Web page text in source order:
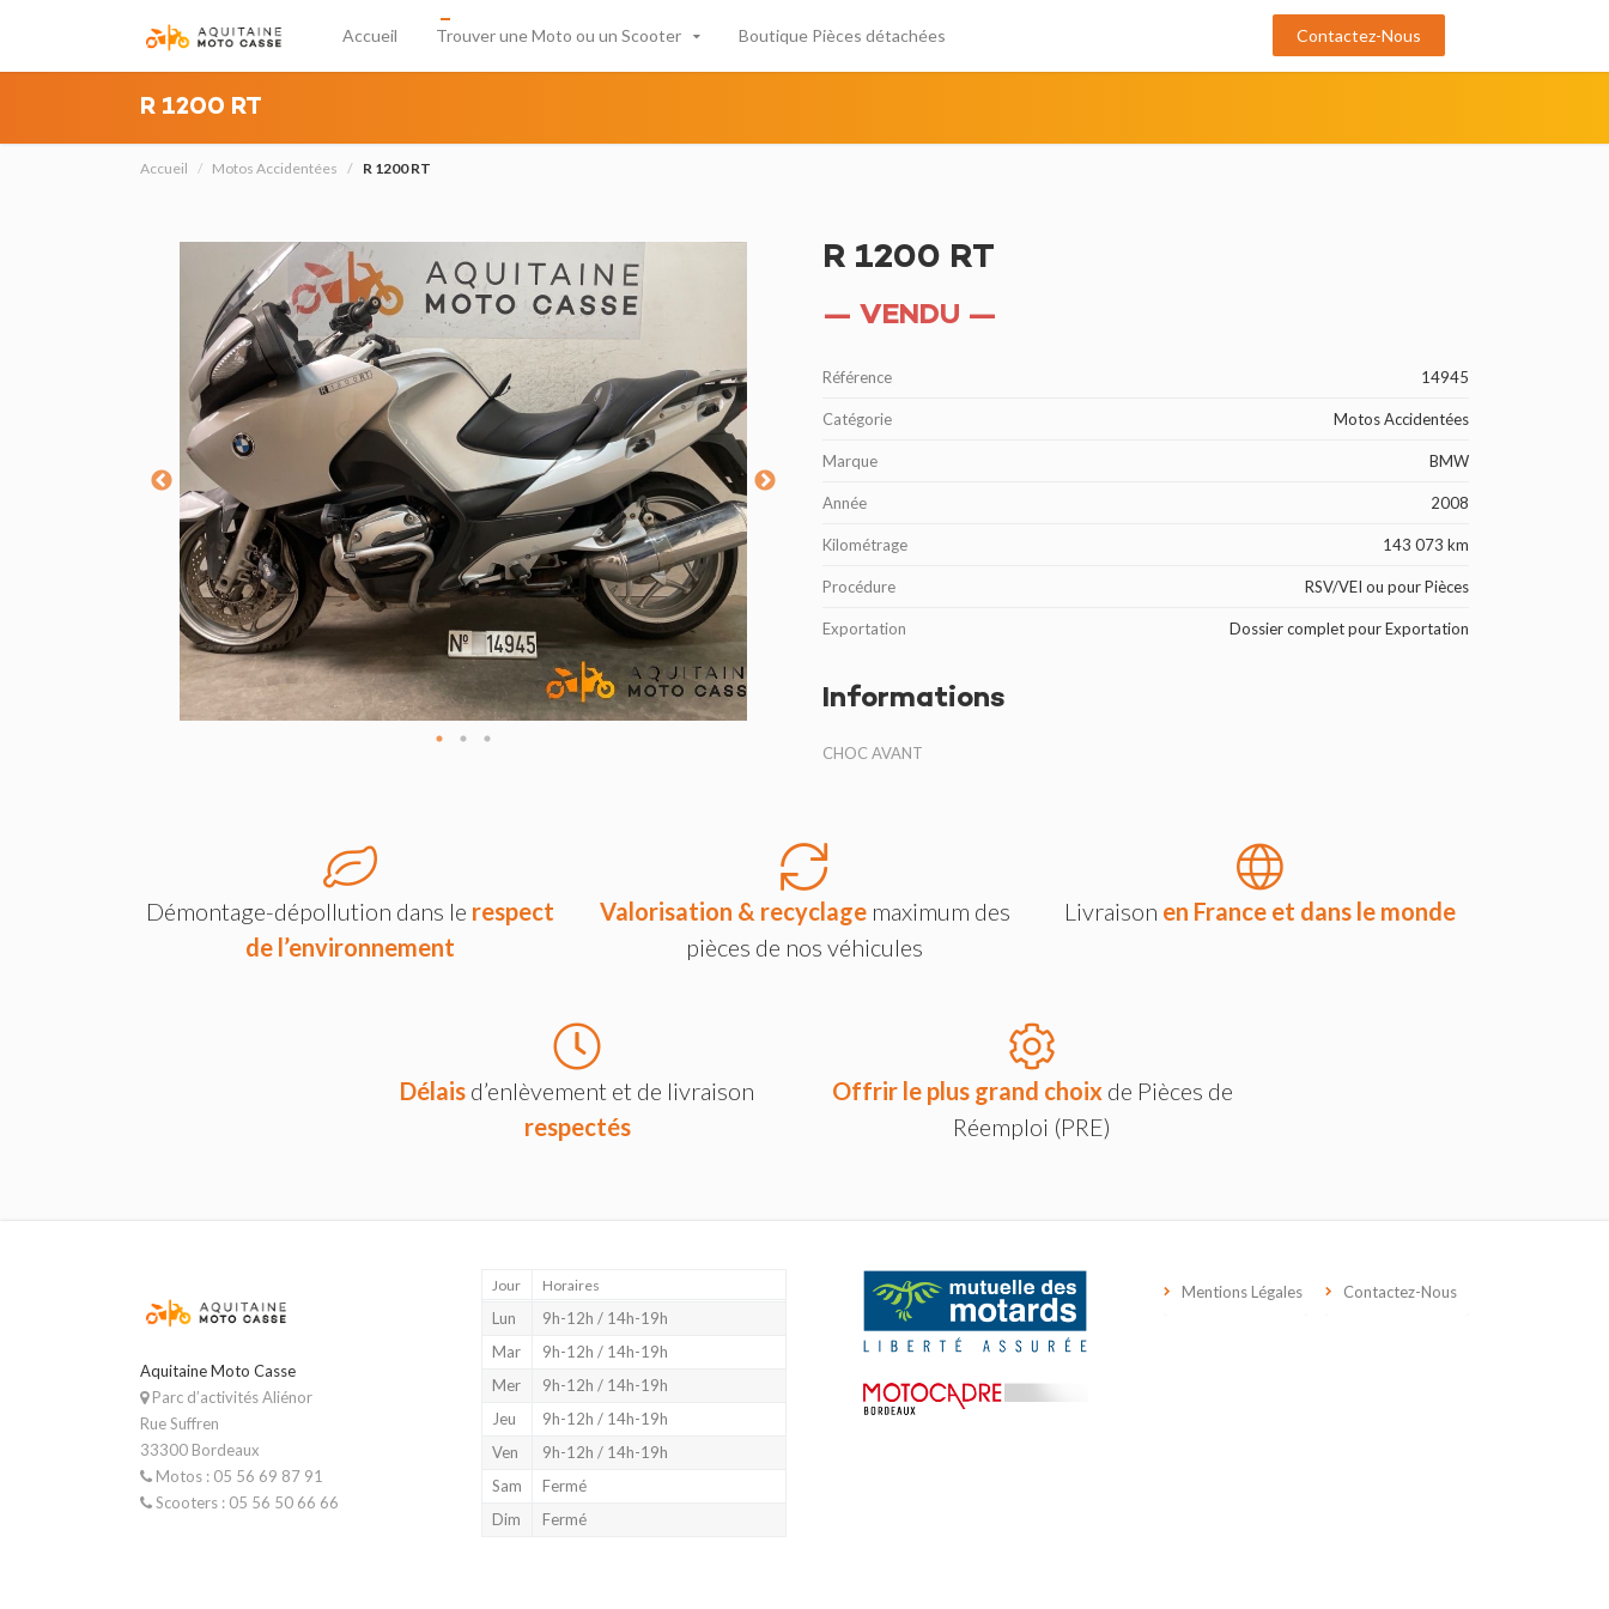
Accueil Trouver une Moto ou un Scooter Boutique Pièces détachées Contactez-Nous
R 1200 RT
Accueil Motos Accidentées R 1200 RT
R 1200 RT
— VENDU —
Référence 14945
Catégorie Motos Accidentées
Marque BMW
Année 2008
Kilométrage 143 073 km
Procédure RSV/VEI ou pour Pièces
Exportation Dossier complet pour Exportation
Informations
CHOC AVANT
Démontage-dépollution dans le respect
de l’environnement
Valorisation & recyclagemaximum des
pièces de nos véhicules
Livraison en France et dans le monde
Délais d’enlèvement et de livraison
respectés
Offrir le plus grand choixde Pièces de
Réemploi (PRE)
Aquitaine Moto Casse
Parc d’activités Aliénor
Rue Suffren
33300 Bordeaux
Motos : 05 56 69 87 91
Scooters : 05 56 50 66 66
Jour Horaires
Lun
9h-12h / 14h-19h
Mar
9h-12h / 14h-19h
Mer
9h-12h / 14h-19h
Jeu
9h-12h / 14h-19h
Ven
9h-12h / 14h-19h
Sam
Fermé
Dim
Fermé
Mentions Légales Contactez-Nous